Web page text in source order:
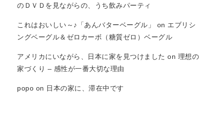
のＤＶＤを見ながらの、うち飲みパーティ
これはおいしい～♪「あんバターベーグル」 on エブリシ
ングベーグル＆ゼロカーボ（糖質ゼロ）ベーグル
アメリカにいながら、日本に家を見つけました on 理想の
家づくり – 感性が一番大切な理由
popo on 日本の家に、滞在中です